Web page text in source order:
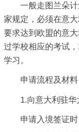
一般走图兰朵
家规定，必须在意
要求达到欧盟的意
过学校相应的考试
学习。
申请流程及材料
1.向意大利驻
申请入境签证时